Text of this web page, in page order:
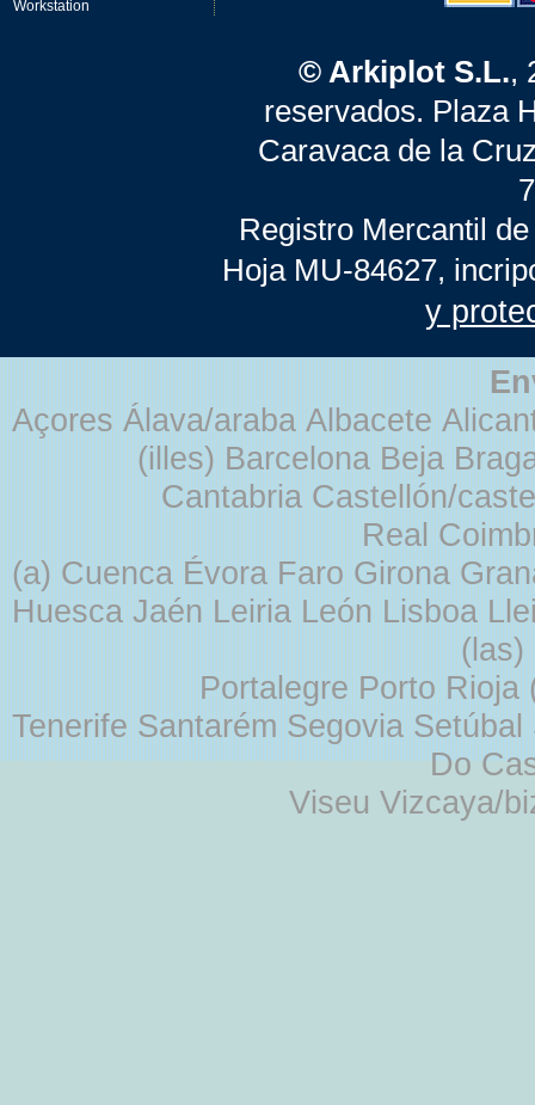
Workstation
© Arkiplot S.L.,
reservados. Plaza
Caravaca de la
Registro Mercantil
Hoja MU-84627,
y
Açores Álava/araba Albacete
(illes) Barcelona Beja
Cantabria Castellón/
Real
(a) Cuenca Évora Faro Girona
Huesca Jaén Leiria León Lisboa
Portalegre Porto
Tenerife Santarém Segovia
Do
Viseu Vizcaya/